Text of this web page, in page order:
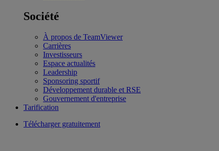
Société
À propos de TeamViewer
Carrières
Investisseurs
Espace actualités
Leadership
Sponsoring sportif
Développement durable et RSE
Gouvernement d'entreprise
Tarification
Télécharger gratuitement